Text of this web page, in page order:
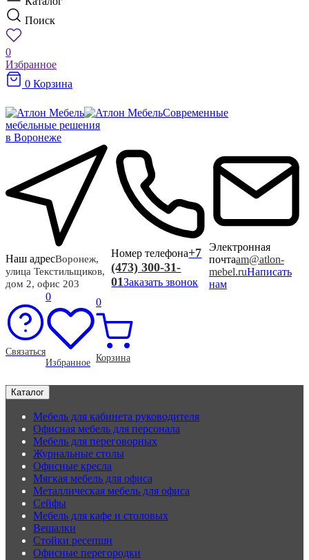
Поиск
0
Избранное
0 Корзина
Современные
мебельные решения
в Воронеже
Наш адресВоронеж,
улица Текстильщиков,
дом 2, офис 203
Номер телефона+7
(473) 300-31-
01Заказать звонок
Электронная
почтаam@atlon-
mebel.ruНаписать
нам
Связаться
0
Избранное
0
Корзина
Каталог
Мебель для кабинета руководителя
Офисная мебель для персонала
Мебель для переговорных
Журнальные столы
Офисные кресла
Мягкая мебель для офиса
Металлическая мебель для офиса
Сейфы
Мебель для кафе и столовых
Вешалки
Стойки ресепшн
Офисные перегородки